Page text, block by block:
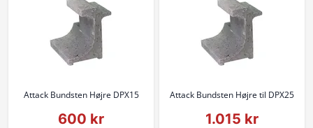
Attack Bundsten Højre DPX15
600 kr
Attack Bundsten Højre til DPX25
1.015 kr